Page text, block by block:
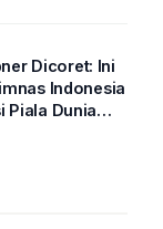
Dicoret: Ini
Indonesia
Piala Dunia